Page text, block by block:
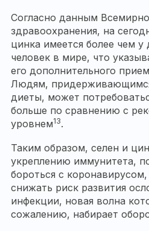
Согласно данным
здравоохранения, на
цинка имеется более чем
человек в мире, что
его дополнительного
Людям,
диеты, может
больше по сравнению с
уровнем13.
Таким образом, селен и
укреплению иммунитета,
бороться с
снижать риск развития
инфекции, новая волна
сожалению, набирает